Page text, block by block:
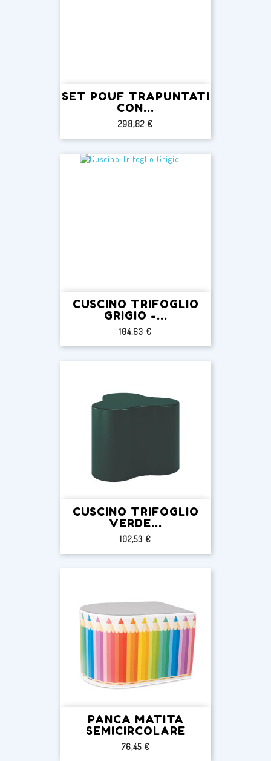
SET POUF TRAPUNTATI
CON...
Prezzo
298,82 €
CUSCINO TRIFOGLIO
GRIGIO -...
Prezzo
104,63 €
CUSCINO TRIFOGLIO
VERDE...
Prezzo
102,53 €
PANCA MATITA
SEMICIRCOLARE
Prezzo
76,45 €